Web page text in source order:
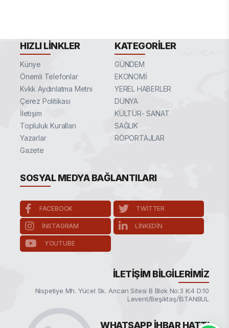
HIZLI LINKLER
Künye
Önemli Telefonlar
Kvkk Aydınlatma Metni
Çerez Politikası
İletişim
Topluluk Kuralları
Yazarlar
Gazete
KATEGORILER
GÜNDEM
EKONOMİ
YEREL HABERLER
DÜNYA
KÜLTÜR- SANAT
SAĞLIK
RÖPORTAJLAR
SOSYAL MEDYA BAĞLANTILARI
FACEBOOK TWITTER
INSTAGRAM LINKEDIN
YOUTUBE
İLETIŞIM BILGILERIMIZ
Nispetiye Mh. Yücel Sk. Arıcan Sitesi B Blok No:3 K:4 D:10
Levent/Beşiktaş/İSTANBUL
WHATSAPP İHBAR HATTI